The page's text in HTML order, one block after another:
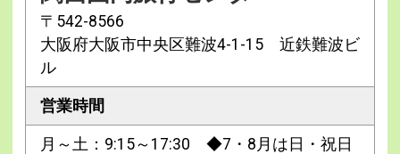
〒542-8566
大阪府大阪市中央区難波4-1-15 近鉄難波ビ
ル
営業時間
月～土：9:15～17:30 ◆7・8月は日・祝日